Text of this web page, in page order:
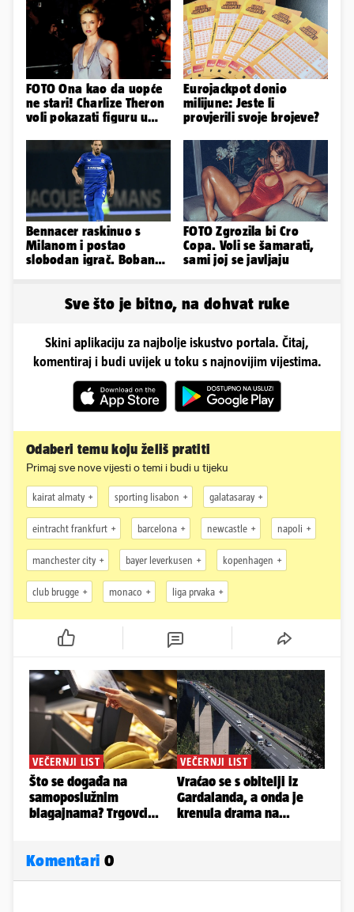
FOTO Ona kao da uopće
ne stari! Charlize Theron
voli pokazati figuru u
Eurojackpot donio
milijune: Jeste li
provjerili svoje brojeve?
Bennacer raskinuo s
Milanom i postao
slobodan igrač. Boban
FOTO Zgrozila bi Cro
Copa. Voli se šamarati,
sami joj se javljaju
Sve što je bitno, na dohvat ruke
Skini aplikaciju za najbolje iskustvo portala. Čitaj,
komentiraj i budi uvijek u toku s najnovijim vijestima.
Odaberi temu koju želiš pratiti
Primaj sve nove vijesti o temi i budi u tijeku
kairat almaty sporting lisabon galatasaray
eintracht frankfurt barcelona newcastle napoli
manchester city bayer leverkusen kopenhagen
club brugge monaco liga prvaka
Komentari 0